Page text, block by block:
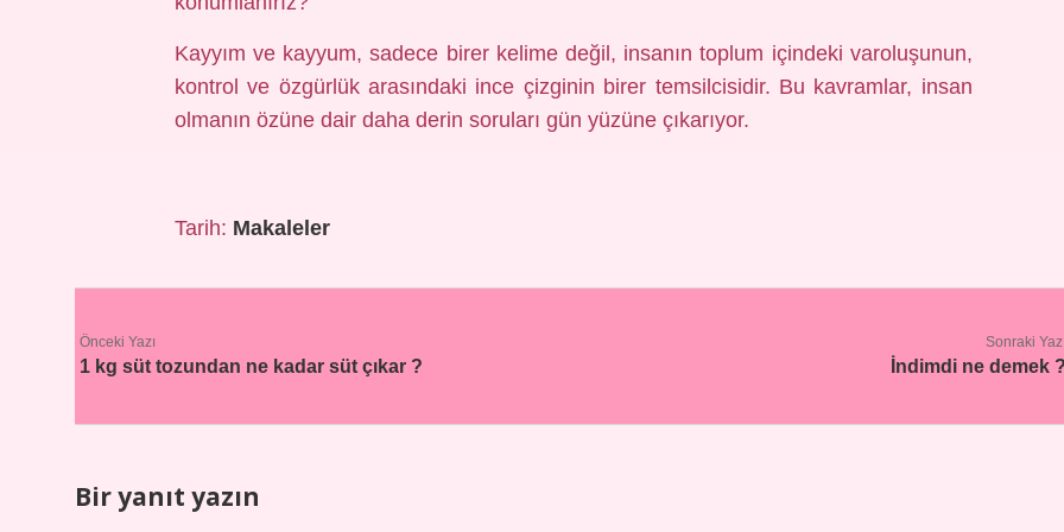
Kayyım ve kayyum, sadece birer kelime değil, insanın toplum içindeki varoluşunun,
kontrol ve özgürlük arasındaki ince çizginin birer temsilcisidir. Bu kavramlar, insan
olmanın özüne dair daha derin soruları gün yüzüne çıkarıyor.
Tarih: Makaleler
Önceki Yazı
1 kg süt tozundan ne kadar süt çıkar ?
Sonraki
İndimdi ne demek
Bir yanıt yazın